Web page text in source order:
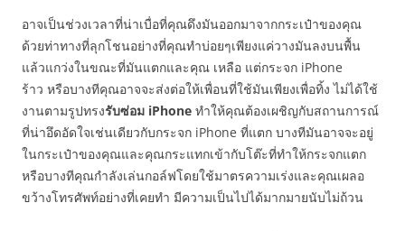
อาจเป็นช่วงเวลาที่น่าเบื่อที่คุณดึงมันออกมาจากกระเป๋าของคุณ
ด้วยท่าทางที่ลุกโชนอย่างที่คุณทำบ่อยๆเพียงแค่วางมันลงบนพื้น
แล้วแกว่งในขณะที่มันแตกและคุณ เหลือ แต่กระจก iPhone
ร้าว หรือบางทีคุณอาจจะส่งต่อให้เพื่อนที่ใช้มันเพียงเพื่อทิ้ง ไม่ได้ใช้
งานตามรูปทรงรับซ่อม iPhone ทำให้คุณต้องเผชิญกับสถานการณ์
ที่น่าอึดอัดใจเช่นเดียวกับกระจก iPhone ที่แตก บางทีมันอาจจะอยู่
ในกระเป๋าของคุณและคุณกระแทกเข้ากับโต๊ะที่ทำให้กระจกแตก
หรือบางทีคุณกำลังเล่นกอล์ฟโดยใช้มาตรความเร่งและคุณเผลอ
ขว้างโทรศัพท์อย่างที่เคยทำ มีความเป็นไปได้มากมายนับไม่ถ้วน